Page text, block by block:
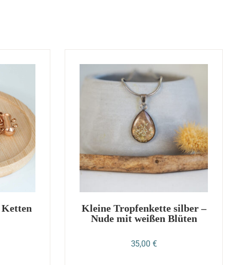
Kleine Tropfenkette silber –
Nude mit weißen Blüten
35,00 €